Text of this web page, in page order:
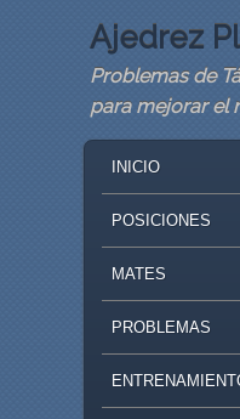
Ajedrez
Problemas de
para mejorar el
SKIP TO
SKIP TO
INICIO
POSICIONES
MATES
PROBLEMAS